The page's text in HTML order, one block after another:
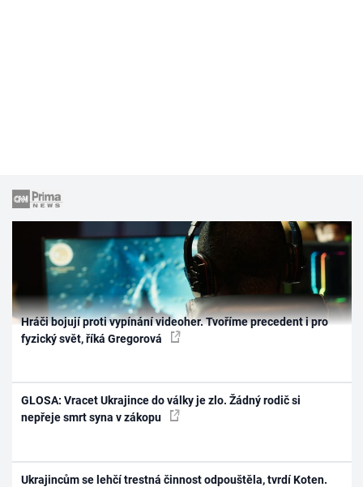
Hráči bojují proti vypínání videoher. Tvoříme precedent i pro
fyzický svět, říká Gregorová
GLOSA: Vracet Ukrajince do války je zlo. Žádný rodič si
nepřeje smrt syna v zákopu
Ukrajincům se lehčí trestná činnost odpouštěla, tvrdí Koten.